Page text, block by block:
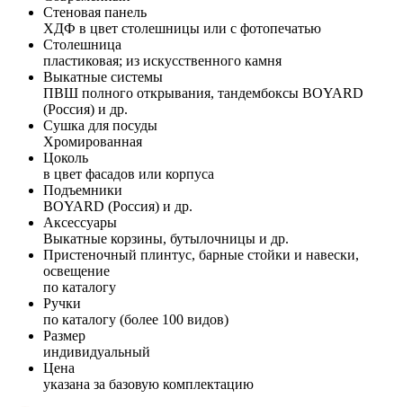
Стеновая панель
ХДФ в цвет столешницы или с фотопечатью
Столешница
пластиковая; из искусственного камня
Выкатные системы
ПВШ полного открывания, тандембоксы BOYARD
(Россия) и др.
Сушка для посуды
Хромированная
Цоколь
в цвет фасадов или корпуса
Подъемники
BOYARD (Россия) и др.
Аксессуары
Выкатные корзины, бутылочницы и др.
Пристеночный плинтус, барные стойки и навески,
освещение
по каталогу
Ручки
по каталогу (более 100 видов)
Размер
индивидуальный
Цена
указана за базовую комплектацию